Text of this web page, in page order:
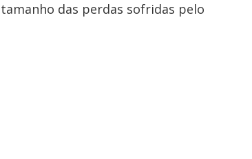
tamanho das perdas sofridas pelo